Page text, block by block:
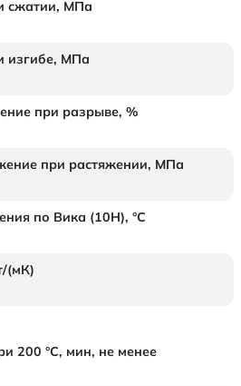
сжатии, МПа
изгибе, МПа
при разрыве, %
при растяжении, МПа
по Вика (10Н), °C
(мК)
200 °С, мин, не менее